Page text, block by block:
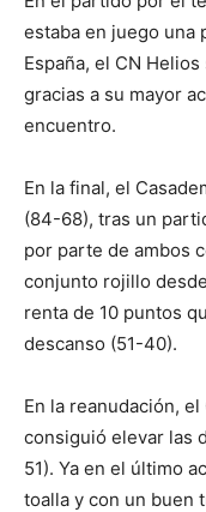
estaba en juego una
España, el CN
gracias a su mayor
encuentro.
En la final, el
(84-68), tras un
por parte de ambos
conjunto rojillo
renta de 10 puntos
descanso (51-40).
En la reanudación,
consiguió elevar las
51). Ya en el último
toalla y con un buen